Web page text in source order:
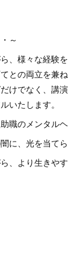
～
、様々な経験
との両立を兼
けでなく、講
いたします。
職のメンタル
に、光を当て
、より生きや
）
学会